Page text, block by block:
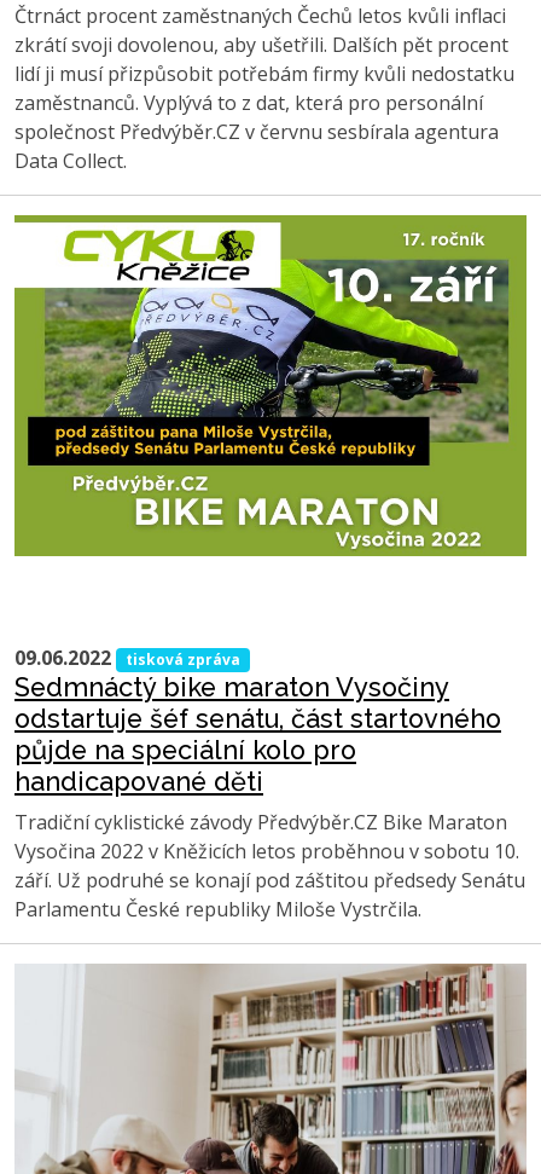
Čtrnáct procent zaměstnaných Čechů letos kvůli inflaci
zkrátí svoji dovolenou, aby ušetřili. Dalších pět procent
lidí ji musí přizpůsobit potřebám firmy kvůli nedostatku
zaměstnanců. Vyplývá to z dat, která pro personální
společnost Předvýběr.CZ v červnu sesbírala agentura
Data Collect.
09.06.2022 tisková zpráva
Sedmnáctý bike maraton Vysočiny
odstartuje šéf senátu, část startovného
půjde na speciální kolo pro
handicapované děti
Tradiční cyklistické závody Předvýběr.CZ Bike Maraton
Vysočina 2022 v Kněžicích letos proběhnou v sobotu 10.
září. Už podruhé se konají pod záštitou předsedy Senátu
Parlamentu České republiky Miloše Vystrčila.